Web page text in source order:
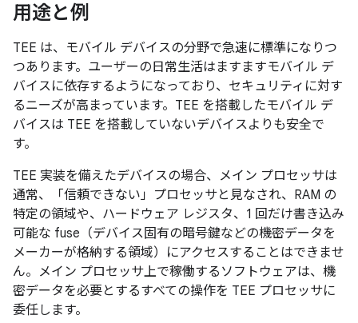
用途と例
TEE は、モバイル デバイスの分野で急速に標準になりつ
つあります。ユーザーの日常生活はますますモバイル デ
バイスに依存するようになっており、セキュリティに対す
るニーズが高まっています。TEE を搭載したモバイル デ
バイスは TEE を搭載していないデバイスよりも安全で
す。
TEE 実装を備えたデバイスの場合、メイン プロセッサは
通常、「信頼できない」プロセッサと見なされ、RAM の
特定の領域や、ハードウェア レジスタ、1 回だけ書き込み
可能な fuse（デバイス固有の暗号鍵などの機密データを
メーカーが格納する領域）にアクセスすることはできませ
ん。メイン プロセッサ上で稼働するソフトウェアは、機
密データを必要とするすべての操作を TEE プロセッサに
委任します。